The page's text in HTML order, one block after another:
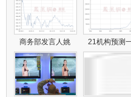
商务部发言人姚 21机构预测